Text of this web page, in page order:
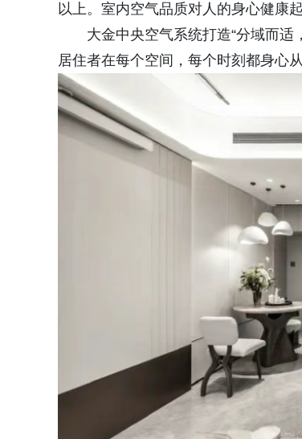
以上。室内空气品质对人的身心健康
大金中央空气系统打造“分域而
居住者在每个空间，每个时刻都身心从